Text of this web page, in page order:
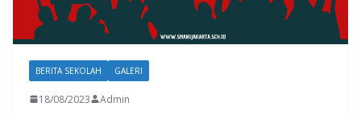
BERITA SEKOLAH GALERI
18/08/2023 Admin